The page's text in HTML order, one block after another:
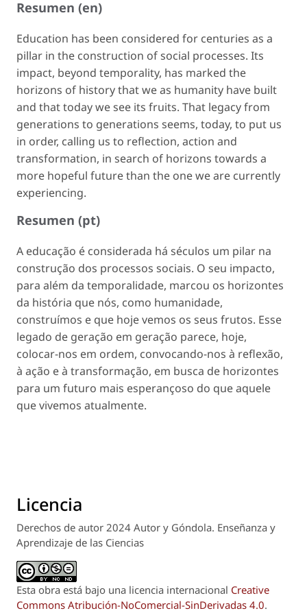
Resumen (en)
Education has been considered for centuries as a
pillar in the construction of social processes. Its
impact, beyond temporality, has marked the
horizons of history that we as humanity have built
and that today we see its fruits. That legacy from
generations to generations seems, today, to put us
in order, calling us to reflection, action and
transformation, in search of horizons towards a
more hopeful future than the one we are currently
experiencing.
Resumen (pt)
A educação é considerada há séculos um pilar na
construção dos processos sociais. O seu impacto,
para além da temporalidade, marcou os horizontes
da história que nós, como humanidade,
construímos e que hoje vemos os seus frutos. Esse
legado de geração em geração parece, hoje,
colocar-nos em ordem, convocando-nos à reflexão,
à ação e à transformação, em busca de horizontes
para um futuro mais esperançoso do que aquele
que vivemos atualmente.
Licencia
Derechos de autor 2024 Autor y Góndola. Enseñanza y
Aprendizaje de las Ciencias
Esta obra está bajo una licencia internacional Creative
Commons Atribución-NoComercial-SinDerivadas 4.0.